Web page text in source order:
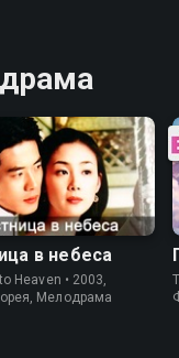
в небеса
Heaven • 2003,
Мелодрама